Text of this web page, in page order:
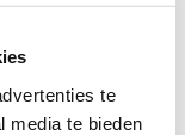
te
media te bieden
Dat vroeg
plannen door